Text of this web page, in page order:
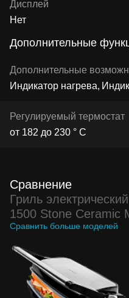
Дисплей
Нет
Дополнительные
Дополнительные
Индикатор нагрева
Регулируемый термостат
от 182 до 230 ° C
Сравнение
Гриль
1500 Stone Ceramic
Сравнить больше моделей